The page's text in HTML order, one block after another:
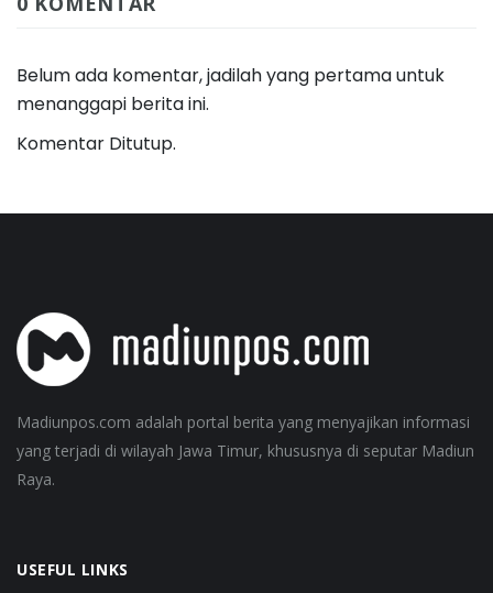
Belum ada komentar, jadilah yang pertama untuk
menanggapi berita ini.
Komentar Ditutup.
Madiunpos.com adalah portal berita yang menyajikan informasi
yang terjadi di wilayah Jawa Timur, khususnya di seputar Madiun
Raya.
USEFUL LINKS